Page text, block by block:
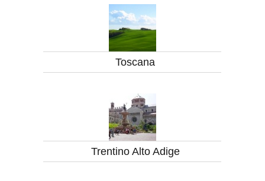
Toscana
Trentino Alto Adige